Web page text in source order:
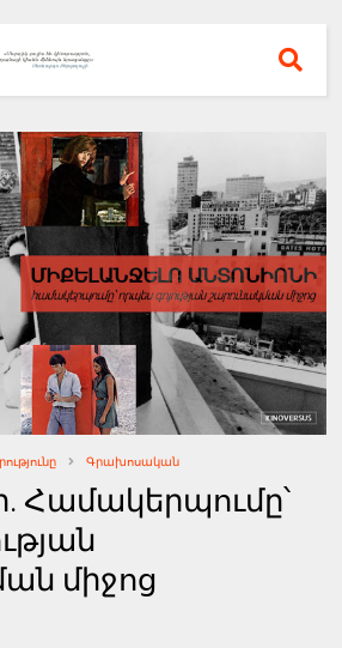
Գրախոսական
Համակերպումը՝
միջոց